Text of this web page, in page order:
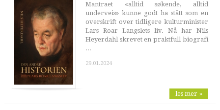
Mantraet «alltid søkende, alltid
underveis» kunne godt ha stått som en
overskrift over tidligere kulturminister
Lars Roar Langslets liv. Nå har Nils
Heyerdahl skrevet en praktfull biografi
...
29.01.2024
les mer »